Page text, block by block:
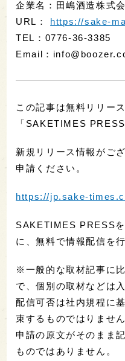
企業名：田嶋酒造株式
URL： https://sake-
TEL：0776-36-3385
Email：
この記事は無料リリー
「SAKETIMES
新規リリース情報がご
申請ください。
https://jp.sake-
SAKETIMES PRESS
に、無料で情報配信を
※一般的な取材記事に
で、個別の取材などは
配信可否は社内規程に
束するものではりません
申請の原文がそのまま
ものではありません。